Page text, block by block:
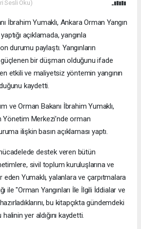
Sesli Oku)
İbrahim Yumaklı, Ankara Orman Yangın
açıklamada, yangınla
durumu paylaştı. Yangınların
bir düşman olduğunu ifade
etkili ve maliyetsiz yöntemin yangının
kaydetti.
ve Orman Bakanı İbrahim Yumaklı,
Yönetim Merkezi’nde orman
ilişkin basın açıklaması yaptı.
destek veren bütün
sivil toplum kuruluşlarına ve
Yumaklı, yalanlara ve çarpıtmalara
ile "Orman Yangınları İle İlgili İddialar ve
bu kitapçıkta gündemdeki
yer aldığını kaydetti.